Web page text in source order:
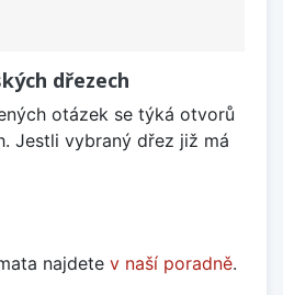
dřezech
otázek se týká otvorů
Jestli vybraný dřez již má
najdete v naší poradně.